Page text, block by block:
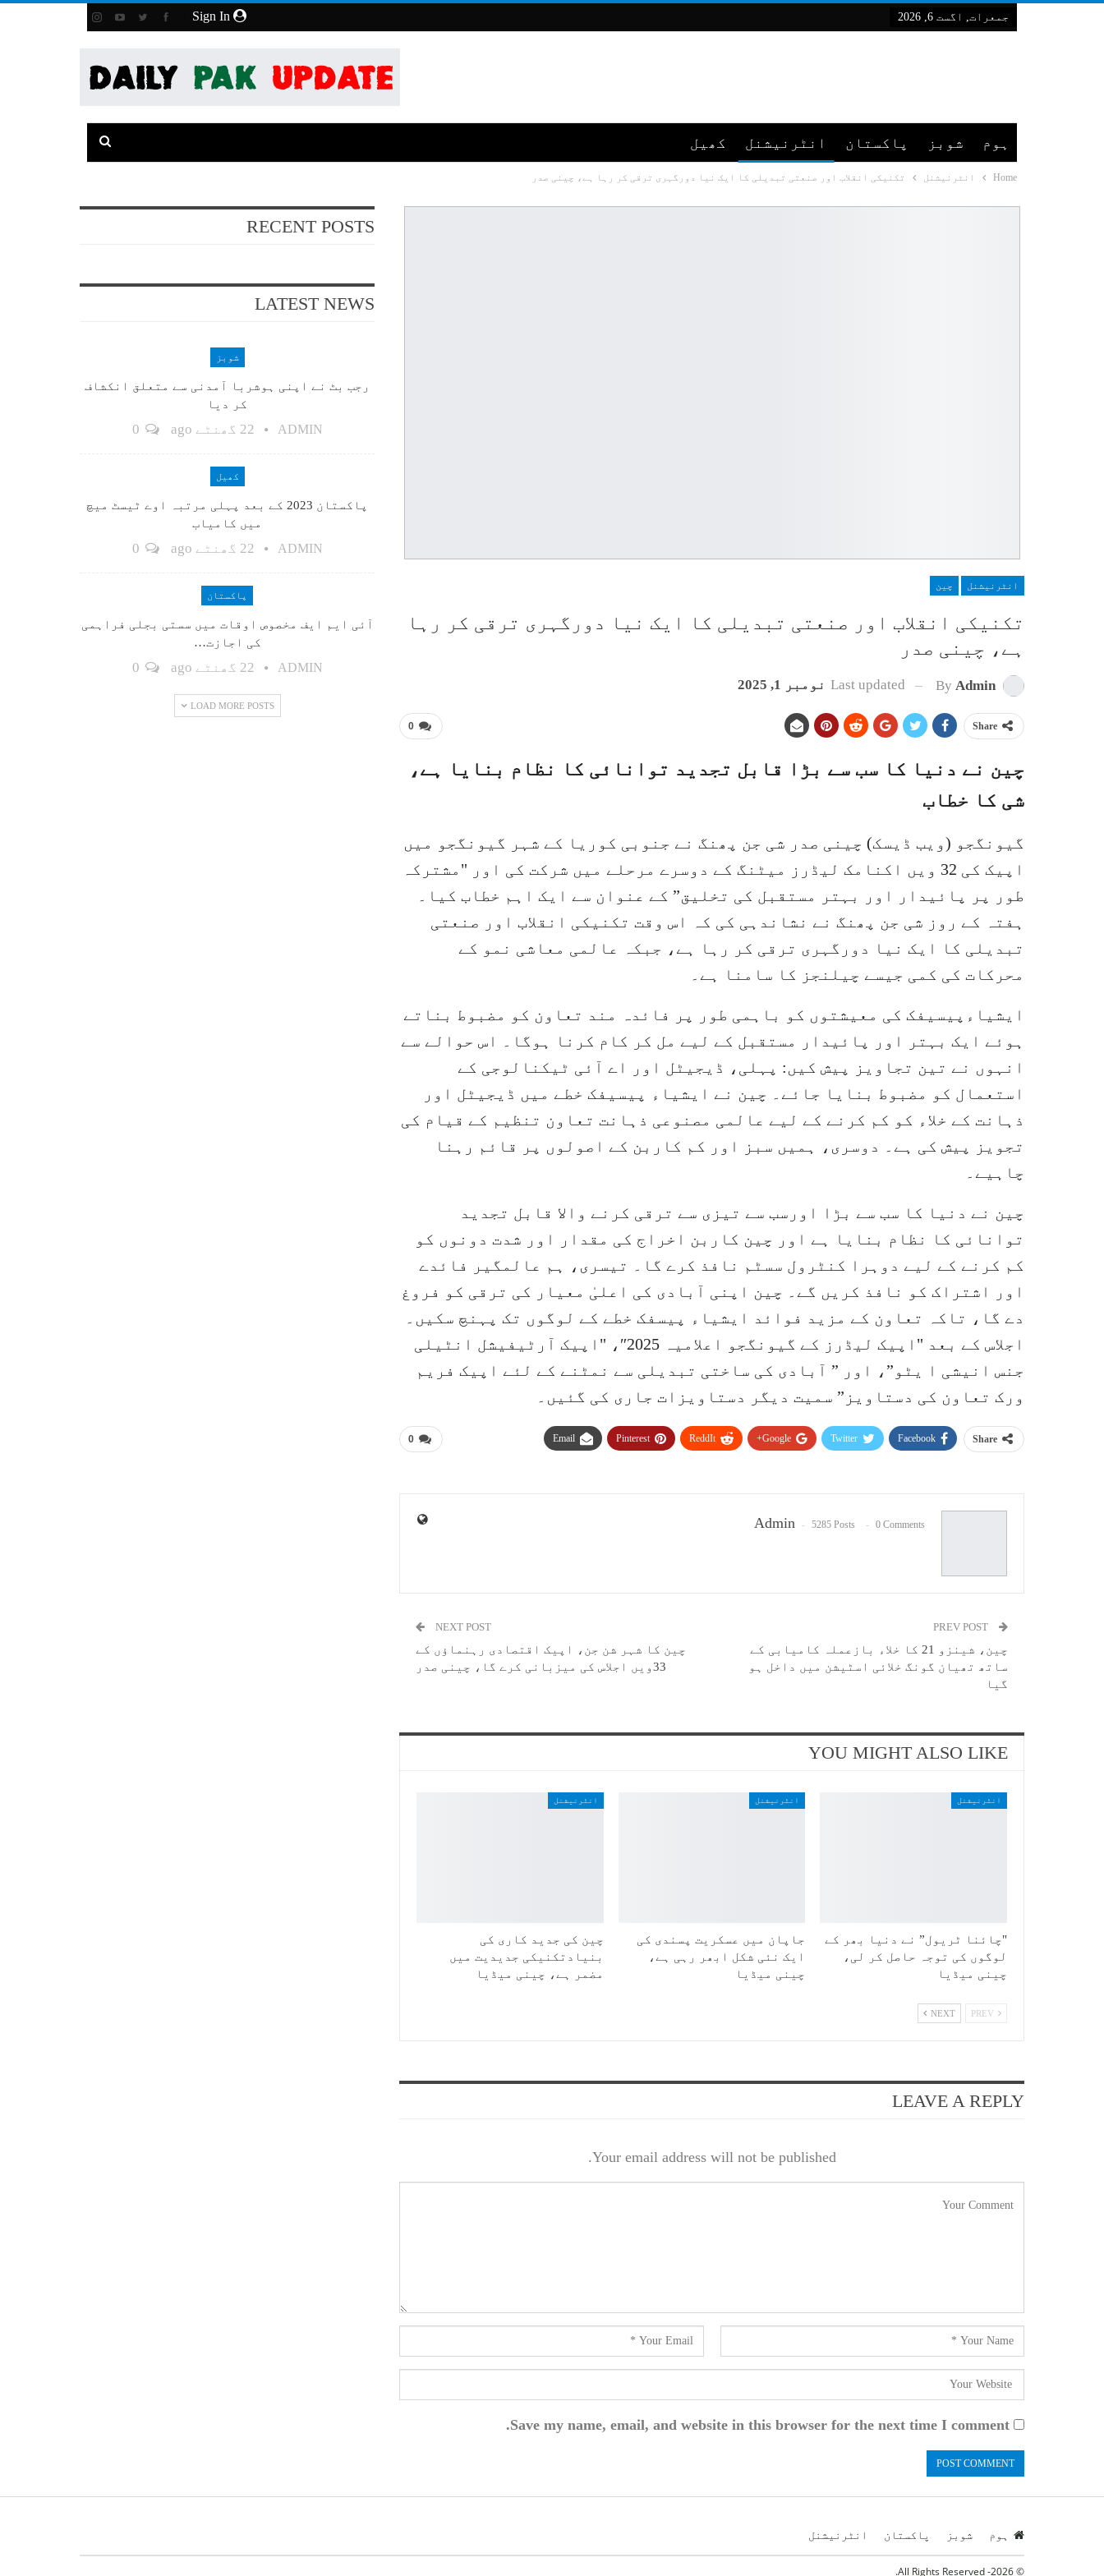
جمعرات, اگست 6, 2026
ہوم شوبز پاکستان انٹرنیشنل کھیل
Home انٹرنیشنل تکنیکی انقلاب اور صنعتی تبدیلی کا ایک نیا دورگہری ترقی کر رہا ہے، چینی صدر
انٹرنیشنل چین
تکنیکی انقلاب اور صنعتی تبدیلی کا ایک نیا دورگہری ترقی کر رہا
ہے، چینی صدر
By Admin
Last updated نومبر 1, 2025
0 Share
چین نے دنیا کا سب سے بڑا قابل تجدید توانائی کا نظام بنایا ہے،
شی کا خطاب
گیونگجو (ویب ڈیسک) چینی صدر شی جن پھنگ نے جنوبی کوریا کے شہر گیونگجو میں
اپیک کی 32 ویں اکنامک لیڈرز میٹنگ کے دوسرے مرحلے میں شرکت کی اور "مشترکہ
طور پر پائیدار اور بہتر مستقبل کی تخلیق” کے عنوان سے ایک اہم خطاب کیا۔
ہفتہ کے روز شی جن پھنگ نے نشاندہی کی کہ اس وقت تکنیکی انقلاب اور صنعتی
تبدیلی کا ایک نیا دورگہری ترقی کر رہا ہے، جبکہ عالمی معاشی نمو کے
محرکات کی کمی جیسے چیلنجز کا سامنا ہے۔
ایشیاءپیسیفک کی معیشتوں کو باہمی طور پر فائدہ مند تعاون کو مضبوط بناتے
ہوئے ایک بہتر اور پائیدار مستقبل کے لیے مل کر کام کرنا ہوگا۔ اس حوالے سے
انہوں نے تین تجاویز پیش کیں: پہلی، ڈیجیٹل اور اے آئی ٹیکنالوجی کے
استعمال کو مضبوط بنایا جائے۔ چین نے ایشیاء پیسیفک خطے میں ڈیجیٹل اور
ذہانت کے خلاء کو کم کرنے کے لیے عالمی مصنوعی ذہانت تعاون تنظیم کے قیام کی
تجویز پیش کی ہے۔ دوسری، ہمیں سبز اور کم کاربن کے اصولوں پر قائم رہنا
چاہیے۔
چین نے دنیا کا سب سے بڑا اورسب سے تیزی سے ترقی کرنے والا قابل تجدید
توانائی کا نظام بنایا ہے اور چین کاربن اخراج کی مقدار اور شدت دونوں کو
کم کرنے کے لیے دوہرا کنٹرول سسٹم نافذ کرے گا۔ تیسری، ہم عالمگیر فائدے
اور اشتراک کو نافذ کریں گے۔ چین اپنی آبادی کی اعلیٰ معیار کی ترقی کو فروغ
دے گا، تاکہ تعاون کے مزید فوائد ایشیاء پیسفک خطے کے لوگوں تک پہنچ سکیں۔
اجلاس کے بعد "اپیک لیڈرز کے گیونگجو اعلامیہ 2025″، "اپیک آرٹیفیشل انٹیلی
جنس انیشی ا یٹو”، اور ” آبادی کی ساختی تبدیلی سے نمٹنے کے لئے اپیک فریم
ورک تعاون کی دستاویز” سمیت دیگر دستاویزات جاری کی گئیں۔
0 Share
Facebook
Twitter
Google+
ReddIt
Pinterest
Email
Admin 5285 Posts 0 Comments
چین، شینزو 21 کا خلاء بازعملہ کامیابی کے
ساتھ تھیان گونگ خلائی اسٹیشن میں داخل ہو
گیا
NEXT POST
چین کا شہر شن جن، اپیک اقتصادی رہنماؤں کے
33ویں اجلاس کی میزبانی کرے گا، چینی صدر
YOU MIGHT ALSO LIKE
انٹرنیشنل
"چائنا ٹریول” نے دنیا بھر کے
لوگوں کی توجہ حاصل کر لی،
چینی میڈیا
انٹرنیشنل
جاپان میں عسکریت پسندی کی
ایک نئی شکل ابھر رہی ہے،
چینی میڈیا
انٹرنیشنل
چین کی جدید کاری کی
بنیادتکنیکی جدیدیت میں
مضمر ہے، چینی میڈیا
NEXT
LEAVE A REPLY
Your email address will not be published.
Save my name, email, and website in this browser for the next time I comment.
RECENT POSTS
LATEST NEWS
شوبز
رجب بٹ نے اپنی ہوشربا آمدنی سے متعلق انکشاف
کر دیا
ADMIN 22 گھنٹے ago
کھیل
پاکستان 2023 کے بعد پہلی مرتبہ اوے ٹیسٹ میچ
میں کامیاب
ADMIN 22 گھنٹے ago
پاکستان
آئی ایم ایف مخصوص اوقات میں سستی بجلی فراہمی
کی اجازت…
ADMIN 22 گھنٹے ago
LOAD MORE POSTS
ہوم شوبز پاکستان انٹرنیشنل
© 2026- All Rights Reserved.